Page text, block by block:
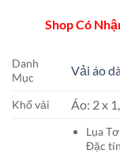
Shop Có
Danh
Mục
Vải áo
Khổ vải Áo: 2 x
Lụa
Đặc